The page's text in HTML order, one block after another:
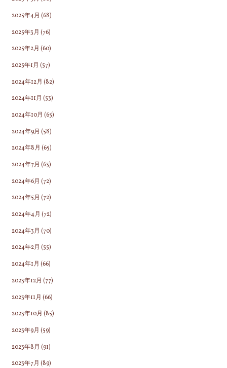
2025年4月 (68)
2025年3月 (76)
2025年2月 (60)
2025年1月 (57)
2024年12月 (82)
2024年11月 (53)
2024年10月 (65)
2024年9月 (58)
2024年8月 (65)
2024年7月 (63)
2024年6月 (72)
2024年5月 (72)
2024年4月 (72)
2024年3月 (70)
2024年2月 (55)
2024年1月 (66)
2023年12月 (77)
2023年11月 (66)
2023年10月 (85)
2023年9月 (59)
2023年8月 (91)
2023年7月 (89)